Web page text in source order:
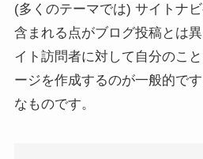
(多くのテーマでは) サイトナ
含まれる点がブログ投稿とは
イト訪問者に対して自分のこ
ージを作成するのが一般的で
なものです。